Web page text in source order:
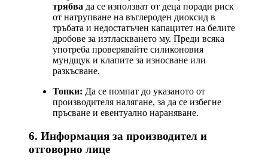
трябва да се използват от деца поради риск
от натрупване на въглероден диоксид в
тръбата и недостатъчен капацитет на белите
дробове за изтласкването му. Преди всяка
употреба проверявайте силиконовия
мундщук и клапите за износване или
разкъсване.
Топки: Да се помпат до указаното от
производителя налягане, за да се избегне
пръсване и евентуално нараняване.
6. Информация за производител и
отговорно лице